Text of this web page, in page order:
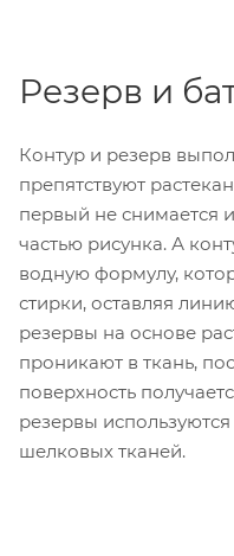
Резерв и
Контур и резерв
препятствуют
первый не снимается
частью рисунка. А
водную формулу,
стирки, оставляя
резервы на основе
проникают в ткань,
поверхность
резервы
шелковых тканей.